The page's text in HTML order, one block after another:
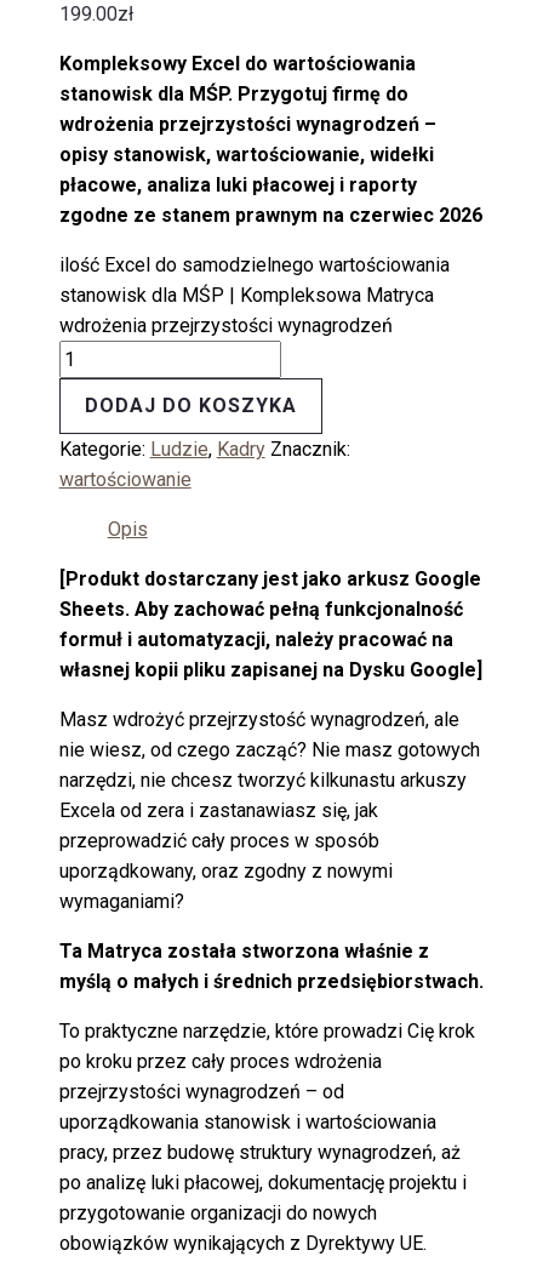
199.00zł
Kompleksowy Excel do wartościowania
stanowisk dla MŚP. Przygotuj firmę do
wdrożenia przejrzystości wynagrodzeń –
opisy stanowisk, wartościowanie, widełki
płacowe, analiza luki płacowej i raporty
zgodne ze stanem prawnym na czerwiec 2026
ilość Excel do samodzielnego wartościowania
stanowisk dla MŚP | Kompleksowa Matryca
wdrożenia przejrzystości wynagrodzeń
DODAJ DO KOSZYKA
Kategorie: Ludzie, Kadry Znacznik:
wartościowanie
Opis
[Produkt dostarczany jest jako arkusz Google
Sheets. Aby zachować pełną funkcjonalność
formuł i automatyzacji, należy pracować na
własnej kopii pliku zapisanej na Dysku Google]
Masz wdrożyć przejrzystość wynagrodzeń, ale
nie wiesz, od czego zacząć? Nie masz gotowych
narzędzi, nie chcesz tworzyć kilkunastu arkuszy
Excela od zera i zastanawiasz się, jak
przeprowadzić cały proces w sposób
uporządkowany, oraz zgodny z nowymi
wymaganiami?
Ta Matryca została stworzona właśnie z
myślą o małych i średnich przedsiębiorstwach.
To praktyczne narzędzie, które prowadzi Cię krok
po kroku przez cały proces wdrożenia
przejrzystości wynagrodzeń – od
uporządkowania stanowisk i wartościowania
pracy, przez budowę struktury wynagrodzeń, aż
po analizę luki płacowej, dokumentację projektu i
przygotowanie organizacji do nowych
obowiązków wynikających z Dyrektywy UE.